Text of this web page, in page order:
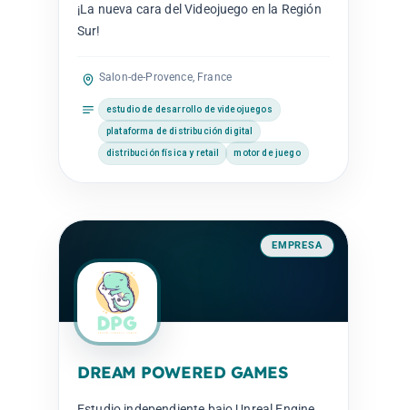
¡La nueva cara del Videojuego en la Región
Sur!
Salon-de-Provence, France
estudio de desarrollo de videojuegos
plataforma de distribución digital
distribución física y retail motor de juego
EMPRESA
DREAM POWERED GAMES